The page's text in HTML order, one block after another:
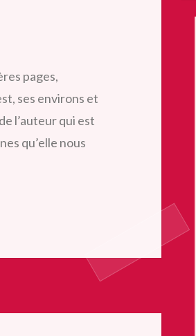
pages,
ses environs et
l’auteur qui est
qu’elle nous